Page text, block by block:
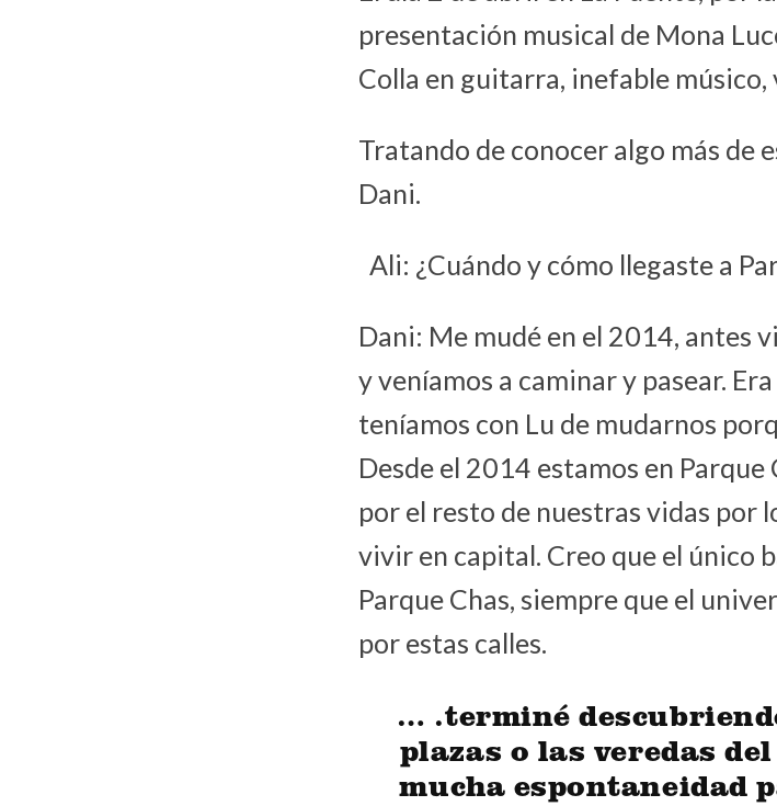
presentación musical de Mona
Colla en guitarra, inefable
Tratando de conocer algo más de
Dani.
Ali: ¿Cuándo y cómo llegaste a
Dani: Me mudé en el 2014, antes
y veníamos a caminar y pasear.
teníamos con Lu de mudarnos
Desde el 2014 estamos en
por el resto de nuestras vidas por
vivir en capital. Creo que el único
Parque Chas, siempre que el
por estas calles.
… .terminé
plazas o las veredas
mucha espontaneidad